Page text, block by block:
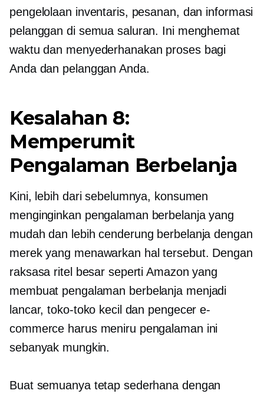
pengelolaan inventaris, pesanan, dan informasi
pelanggan di semua saluran. Ini menghemat
waktu dan menyederhanakan proses bagi
Anda dan pelanggan Anda.
Kesalahan 8:
Memperumit
Pengalaman Berbelanja
Kini, lebih dari sebelumnya, konsumen
menginginkan pengalaman berbelanja yang
mudah dan lebih cenderung berbelanja dengan
merek yang menawarkan hal tersebut. Dengan
raksasa ritel besar seperti Amazon yang
membuat pengalaman berbelanja menjadi
lancar, toko-toko kecil dan pengecer e-
commerce harus meniru pengalaman ini
sebanyak mungkin.
Buat semuanya tetap sederhana dengan